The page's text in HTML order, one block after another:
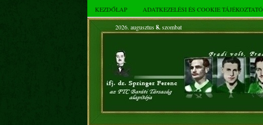
KEZDŐLAP ADATKEZELÉSI ÉS COOKIE TÁJÉKOZTATÓ
2026. augusztus 8.szombat